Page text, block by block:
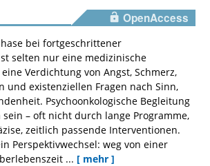
OpenAccess
bei fortgeschrittener
selten nur eine medizinische
Verdichtung von Angst, Schmerz,
und existenziellen Fragen nach Sinn,
Psychoonkologische Begleitung
– oft nicht durch lange Programme,
zeitlich passende Interventionen.
Perspektivwechsel: weg von einer
... [ mehr ]